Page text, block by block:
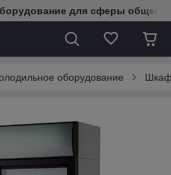
для сферы
оборудование